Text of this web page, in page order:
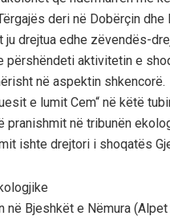
deri në Dobërçin dhe
ju drejtua edhe zëvendës-
përshëndeti aktivitetin e
në aspektin shkencorë.
e lumit Cem“ në këtë
pranishmit në tribunën
ishte drejtori i shoqatës
në Bjeshkët e Nëmura